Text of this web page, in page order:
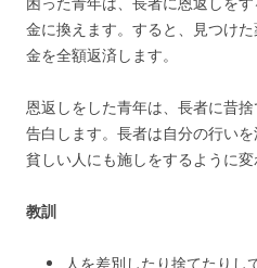
金に換えます。すると、見つけ
金を全額返済します。
恩返しをした青年は、長者に昔
告白します。長者は自分の行い
貧しい人にも施しをするように変
教訓
人を差別したり捨てたりし